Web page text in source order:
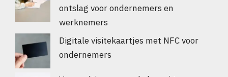
ontslag voor ondernemers en
werknemers
Digitale visitekaartjes met NFC voor
ondernemers